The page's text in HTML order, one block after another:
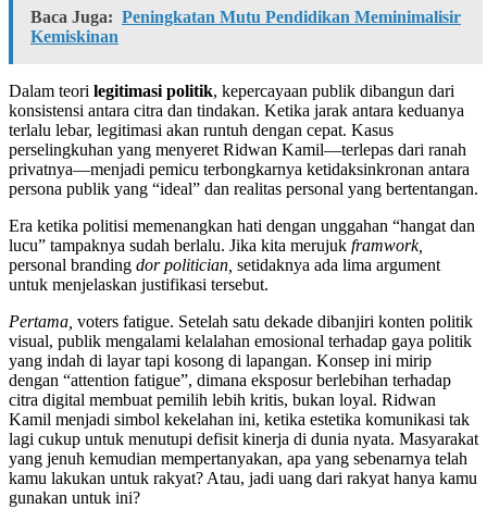
Baca Juga: Peningkatan Mutu Pendidikan Meminimalisir
Kemiskinan
Dalam teori legitimasi politik, kepercayaan publik dibangun dari
konsistensi antara citra dan tindakan. Ketika jarak antara keduanya
terlalu lebar, legitimasi akan runtuh dengan cepat. Kasus
perselingkuhan yang menyeret Ridwan Kamil—terlepas dari ranah
privatnya—menjadi pemicu terbongkarnya ketidaksinkronan antara
persona publik yang “ideal” dan realitas personal yang bertentangan.
Era ketika politisi memenangkan hati dengan unggahan “hangat dan
lucu” tampaknya sudah berlalu. Jika kita merujuk framwork,
personal branding dor politician, setidaknya ada lima argument
untuk menjelaskan justifikasi tersebut.
Pertama, voters fatigue. Setelah satu dekade dibanjiri konten politik
visual, publik mengalami kelalahan emosional terhadap gaya politik
yang indah di layar tapi kosong di lapangan. Konsep ini mirip
dengan “attention fatigue”, dimana eksposur berlebihan terhadap
citra digital membuat pemilih lebih kritis, bukan loyal. Ridwan
Kamil menjadi simbol kekelahan ini, ketika estetika komunikasi tak
lagi cukup untuk menutupi defisit kinerja di dunia nyata. Masyarakat
yang jenuh kemudian mempertanyakan, apa yang sebenarnya telah
kamu lakukan untuk rakyat? Atau, jadi uang dari rakyat hanya kamu
gunakan untuk ini?